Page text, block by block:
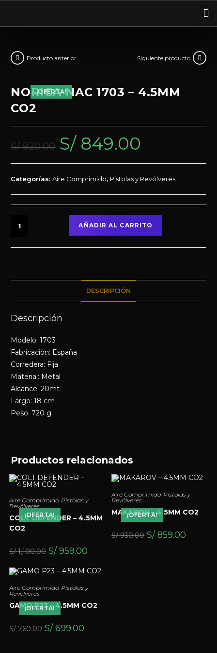
¡OFERTA!
Producto anterior Siguiente producto
NORICA NAC 1703 – 4.5MM
CO2
S/920.00 S/849.00
Categorías:Aire Comprimido, Pistolas y Revólveres
AÑADIR AL CARRITO
DESCRIPCIÓN
Descripción
Modelo: 1703
Fabricación: España
Corredera: Fija
Material: Metal
Alcance: 20mt
Largo: 18 cm
Peso: 720 g.
Productos relacionados
¡OFERTA!
Aire Comprimido, Pistolas y
Revólveres
COLT DEFENDER – 4.5MM
CO2
S/1,100.00 S/959.00
¡OFERTA!
Aire Comprimido, Pistolas y
Revólveres
MAKAROV – 4.5MM CO2
S/930.00 S/ 859.00
¡OFERTA!
Aire Comprimido, Pistolas y
Revólveres
GAMO P23 – 4.5MM CO2
S/760.00 S/699.00